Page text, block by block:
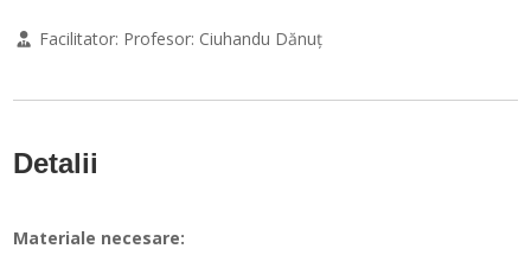
Facilitator: Profesor: Ciuhandu Dănuț
Detalii
Materiale necesare: